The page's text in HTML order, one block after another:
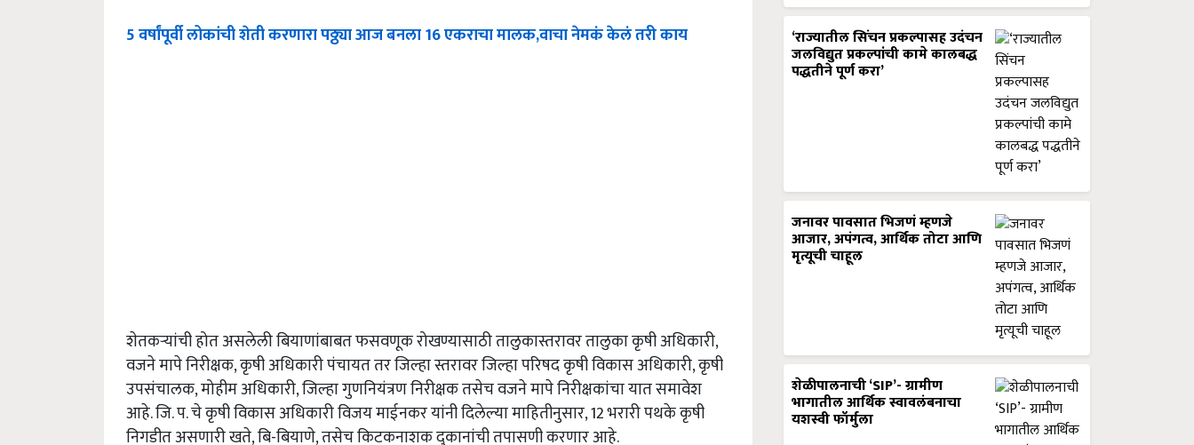
5 वर्षांपूर्वी लोकांची शेती करणारा पठ्ठ्या आज बनला 16 एकराचा मालक,वाचा नेमकं केलं तरी काय
शेतकऱ्यांची होत असलेली बियाणांबाबत फसवणूक रोखण्यासाठी तालुकास्तरावर तालुका कृषी अधिकारी,
वजने मापे निरीक्षक, कृषी अधिकारी पंचायत तर जिल्हा स्तरावर जिल्हा परिषद कृषी विकास अधिकारी, कृषी
उपसंचालक, मोहीम अधिकारी, जिल्हा गुणनियंत्रण निरीक्षक तसेच वजने मापे निरीक्षकांचा यात समावेश
आहे. जि. प. चे कृषी विकास अधिकारी विजय माईनकर यांनी दिलेल्या माहितीनुसार, 12 भरारी पथके कृषी
निगडीत असणारी खते, बि-बियाणे, तसेच किटकनाशक दुकानांची तपासणी करणार आहे.
‘राज्यातील सिंचन प्रकल्पासह उदंचन
जलविद्युत प्रकल्पांची कामे कालबद्ध
पद्धतीने पूर्ण करा’
जनावर पावसात भिजणं म्हणजे
आजार, अपंगत्व, आर्थिक तोटा आणि
मृत्यूची चाहूल
शेळीपालनाची ‘SIP’- ग्रामीण
भागातील आर्थिक स्वावलंबनाचा
यशस्वी फॉर्मुला